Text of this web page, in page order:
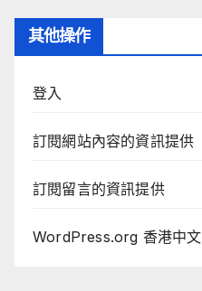
其他操作
登入
訂閱網站內容的資訊提供
訂閱留言的資訊提供
WordPress.org 香港中文